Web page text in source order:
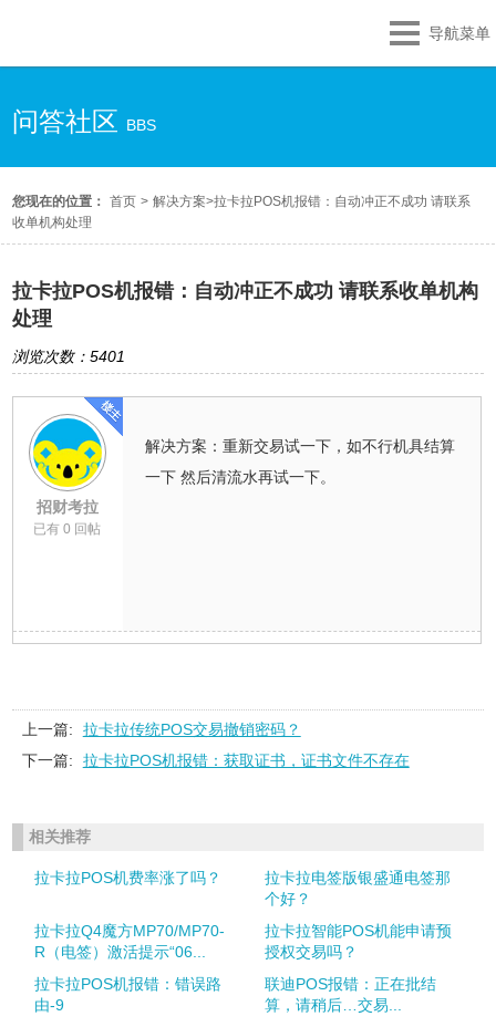
导航菜单
问答社区 BBS
您现在的位置： 首页 > 解决方案>拉卡拉POS机报错：自动冲正不成功 请联系
收单机构处理
拉卡拉POS机报错：自动冲正不成功 请联系收单机构
处理
浏览次数：5401
招财考拉
已有 0 回帖
解决方案：重新交易试一下，如不行机具结算
一下 然后清流水再试一下。
上一篇:
拉卡拉传统POS交易撤销密码？
下一篇:
拉卡拉POS机报错：获取证书，证书文件不存在
相关推荐
拉卡拉POS机费率涨了吗？
拉卡拉电签版银盛通电签那
个好？
拉卡拉Q4魔方MP70/MP70-
R（电签）激活提示“06...
拉卡拉智能POS机能申请预
授权交易吗？
拉卡拉POS机报错：错误路
由-9
联迪POS报错：正在批结
算，请稍后…交易...